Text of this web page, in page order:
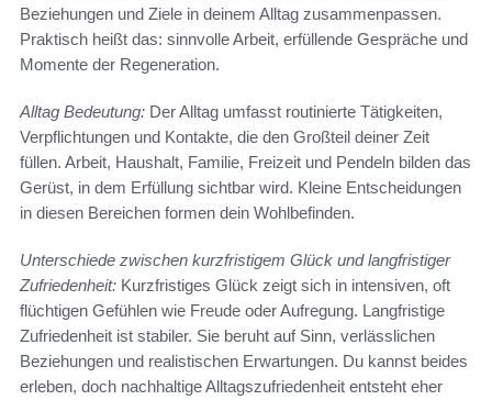
Beziehungen und Ziele in deinem Alltag zusammenpassen.
Praktisch heißt das: sinnvolle Arbeit, erfüllende Gespräche und
Momente der Regeneration.
Alltag Bedeutung: Der Alltag umfasst routinierte Tätigkeiten,
Verpflichtungen und Kontakte, die den Großteil deiner Zeit
füllen. Arbeit, Haushalt, Familie, Freizeit und Pendeln bilden das
Gerüst, in dem Erfüllung sichtbar wird. Kleine Entscheidungen
in diesen Bereichen formen dein Wohlbefinden.
Unterschiede zwischen kurzfristigem Glück und langfristiger
Zufriedenheit: Kurzfristiges Glück zeigt sich in intensiven, oft
flüchtigen Gefühlen wie Freude oder Aufregung. Langfristige
Zufriedenheit ist stabiler. Sie beruht auf Sinn, verlässlichen
Beziehungen und realistischen Erwartungen. Du kannst beides
erleben, doch nachhaltige Alltagszufriedenheit entsteht eher